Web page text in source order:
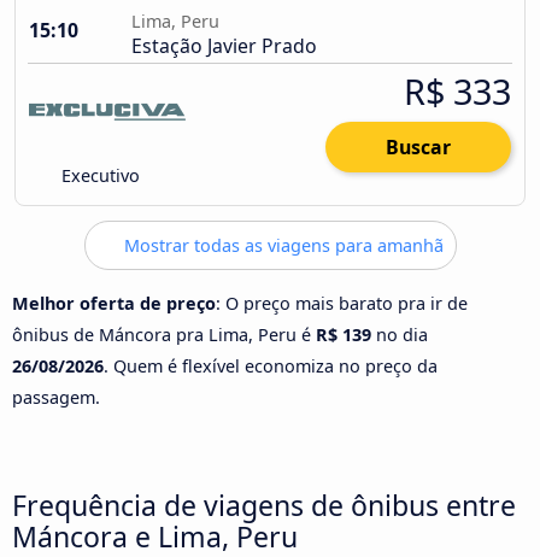
15:10
Lima, Peru
Estação Javier Prado
Executivo
R$ 333
Buscar
Mostrar todas as viagens para amanhã
Melhor oferta de preço: O preço mais barato pra ir de
ônibus de Máncora pra Lima, Peru é R$ 139 no dia
26/08/2026. Quem é flexível economiza no preço da
passagem.
Frequência de viagens de ônibus entre
Máncora e Lima, Peru